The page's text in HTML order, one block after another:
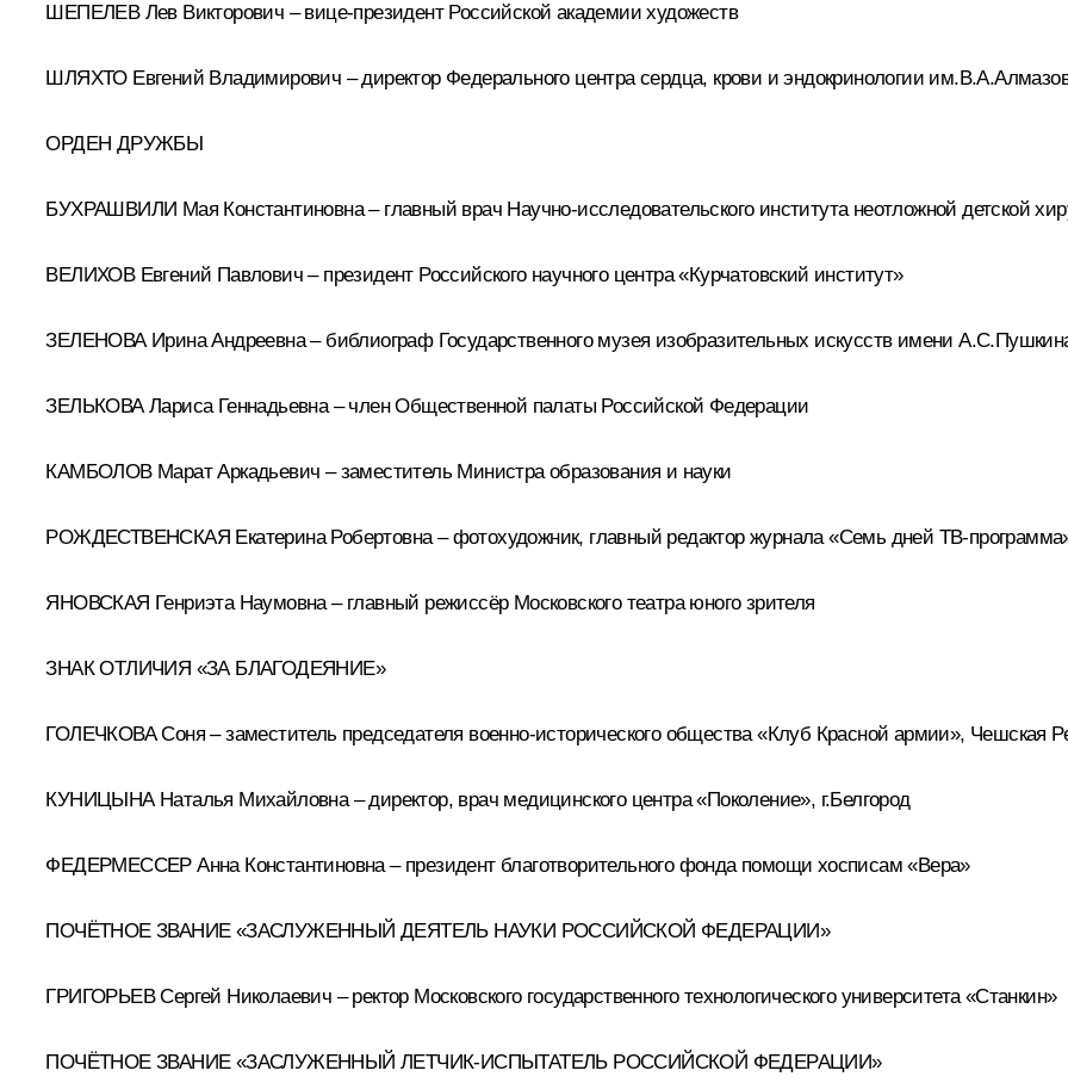
ШЕПЕЛЕВ Лев Викторович – вице-президент Российской академии художеств
ШЛЯХТО Евгений Владимирович – директор Федерального центра сердца, крови и эндокринологии
ОРДЕН ДРУЖБЫ
БУХРАШВИЛИ Мая Константиновна – главный врач Научно-исследовательского института неотложной детской
ВЕЛИХОВ Евгений Павлович – президент Российского научного центра «Курчатовский институт»
ЗЕЛЕНОВА Ирина Андреевна – библиограф Государственного музея изобразительных искусств имени
ЗЕЛЬКОВА Лариса Геннадьевна – член Общественной палаты Российской Федерации
КАМБОЛОВ Марат Аркадьевич – заместитель Министра образования и науки
РОЖДЕСТВЕНСКАЯ Екатерина Робертовна – фотохудожник, главный редактор журнала «Семь дней ТВ-
ЯНОВСКАЯ Генриэта Наумовна – главный режиссёр Московского театра юного зрителя
ЗНАК ОТЛИЧИЯ «ЗА БЛАГОДЕЯНИЕ»
ГОЛЕЧКОВА Соня – заместитель председателя военно-исторического общества «Клуб Красной армии», Чешская
КУНИЦЫНА Наталья Михайловна – директор, врач медицинского центра «Поколение», г.Белгород
ФЕДЕРМЕССЕР Анна Константиновна – президент благотворительного фонда помощи хосписам «Вера»
ПОЧЁТНОЕ ЗВАНИЕ «ЗАСЛУЖЕННЫЙ ДЕЯТЕЛЬ НАУКИ РОССИЙСКОЙ ФЕДЕРАЦИИ»
ГРИГОРЬЕВ Сергей Николаевич – ректор Московского государственного технологического университета «Станкин»
ПОЧЁТНОЕ ЗВАНИЕ «ЗАСЛУЖЕННЫЙ ЛЕТЧИК-ИСПЫТАТЕЛЬ РОССИЙСКОЙ ФЕДЕРАЦИИ»